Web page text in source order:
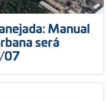
Manual
será
07